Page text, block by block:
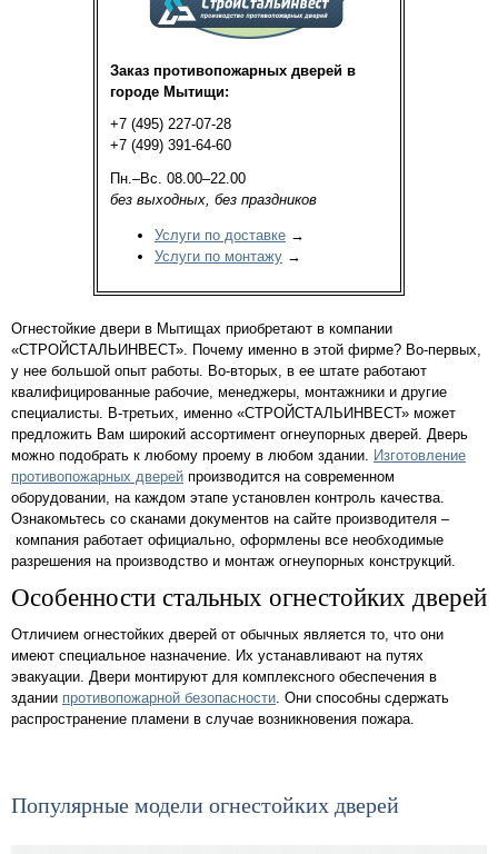
Заказ противопожарных дверей в
городе Мытищи:
+7 (495) 227-07-28
+7 (499) 391-64-60
Пн.–Вс. 08.00–22.00
без выходных, без праздников
Услуги по доставке →
Услуги по монтажу →
Огнестойкие двери в Мытищах приобретают в компании
«СТРОЙСТАЛЬИНВЕСТ». Почему именно в этой фирме? Во-первых,
у нее большой опыт работы. Во-вторых, в ее штате работают
квалифицированные рабочие, менеджеры, монтажники и другие
специалисты. В-третьих, именно «СТРОЙСТАЛЬИНВЕСТ» может
предложить Вам широкий ассортимент огнеупорных дверей. Дверь
можно подобрать к любому проему в любом здании.
Изготовление
противопожарных дверей производится на современном
оборудовании, на каждом этапе установлен контроль качества.
Ознакомьтесь со сканами документов на сайте производителя –
компания работает официально, оформлены все необходимые
разрешения на производство и монтаж огнеупорных конструкций.
Особенности стальных огнестойких дверей
Отличием огнестойких дверей от обычных является то, что они
имеют специальное назначение. Их устанавливают на путях
эвакуации. Двери монтируют для комплексного обеспечения в
здании противопожарной безопасности. Они способны сдержать
распространение пламени в случае возникновения пожара.
Популярные модели огнестойких дверей